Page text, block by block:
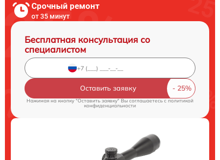
Срочный ремонт
от 35 минут
Бесплатная консультация со
специалистом
Оставить заявку
Нажимая на кнопку "Оставить заявку" Вы соглашаетесь cполитикой
конфиденциальности